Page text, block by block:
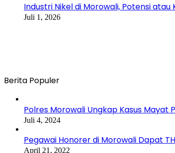
Industri Nikel di Morowali, Potensi
Juli 1, 2026
Berita Populer
Polres Morowali Ungkap Kasus Mayat
Juli 4, 2024
Pegawai Honorer di Morowali Dapat
April 21, 2022